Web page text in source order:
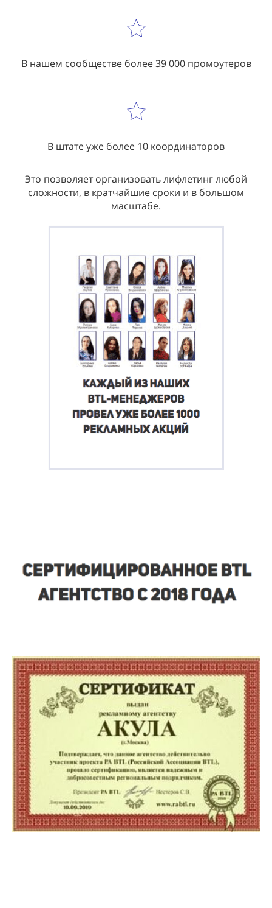
В нашем сообществе более 39 000 промоутеров
В штате уже более 10 координаторов
Это позволяет организовать лифлетинг любой
сложности, в кратчайшие сроки и в большом
масштабе.